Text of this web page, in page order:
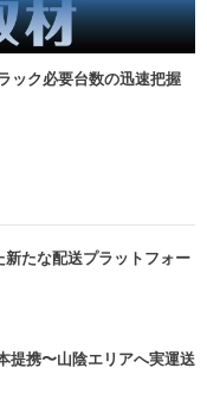
ック必要台数の迅速把握
たな配送プラットフォー
携〜山陰エリアへ実運送